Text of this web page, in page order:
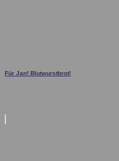
Für Jan! Blutwurstbrot!